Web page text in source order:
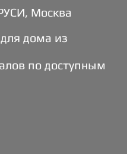
Москва
дома из
по доступным